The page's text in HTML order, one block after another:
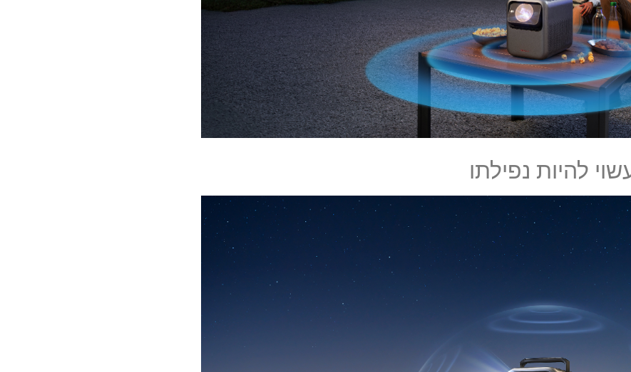
להיות נפילתו